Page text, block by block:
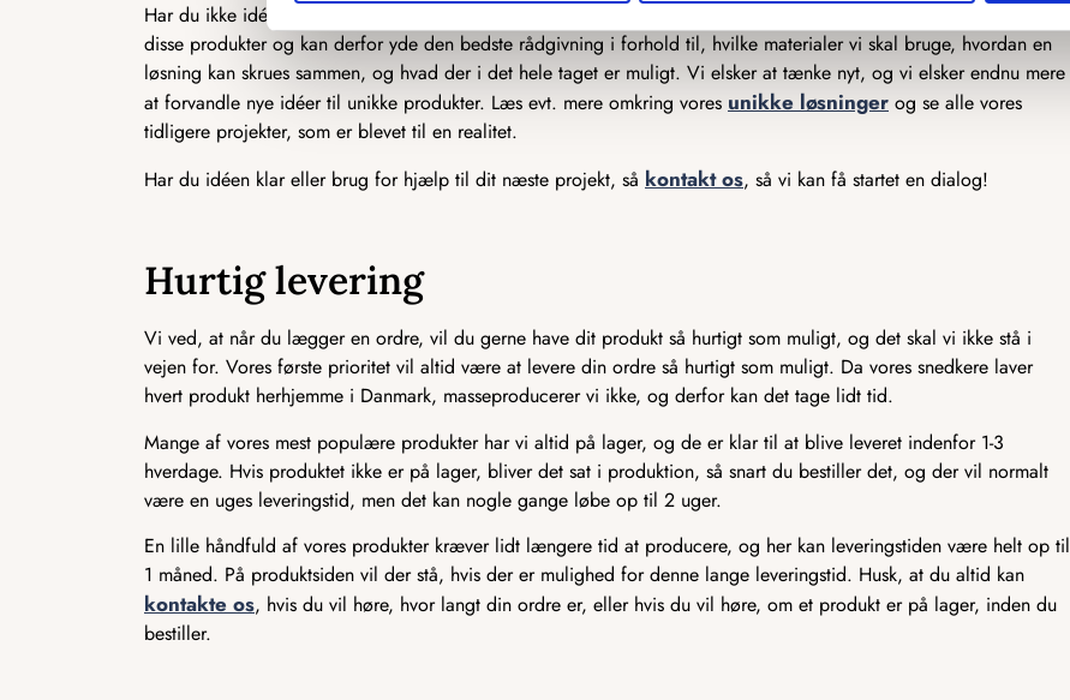
Har du ikke idéen 100 % på plads, står vi også klar til at hjælpe der. Vi har mange års erfaring med produktion af
disse produkter og kan derfor yde den bedste rådgivning i forhold til, hvilke materialer vi skal bruge, hvordan en
løsning kan skrues sammen, og hvad der i det hele taget er muligt. Vi elsker at tænke nyt, og vi elsker endnu mere
at forvandle nye idéer til unikke produkter. Læs evt. mere omkring vores unikke løsninger og se alle vores
tidligere projekter, som er blevet til en realitet.
Har du idéen klar eller brug for hjælp til dit næste projekt, så kontakt os, så vi kan få startet en dialog!
Hurtig levering
Vi ved, at når du lægger en ordre, vil du gerne have dit produkt så hurtigt som muligt, og det skal vi ikke stå i
vejen for. Vores første prioritet vil altid være at levere din ordre så hurtigt som muligt. Da vores snedkere laver
hvert produkt herhjemme i Danmark, masseproducerer vi ikke, og derfor kan det tage lidt tid.
Mange af vores mest populære produkter har vi altid på lager, og de er klar til at blive leveret indenfor 1-3
hverdage. Hvis produktet ikke er på lager, bliver det sat i produktion, så snart du bestiller det, og der vil normalt
være en uges leveringstid, men det kan nogle gange løbe op til 2 uger.
En lille håndfuld af vores produkter kræver lidt længere tid at producere, og her kan leveringstiden være helt op til
1 måned. På produktsiden vil der stå, hvis der er mulighed for denne lange leveringstid. Husk, at du altid kan
kontakte os, hvis du vil høre, hvor langt din ordre er, eller hvis du vil høre, om et produkt er på lager, inden du
bestiller.